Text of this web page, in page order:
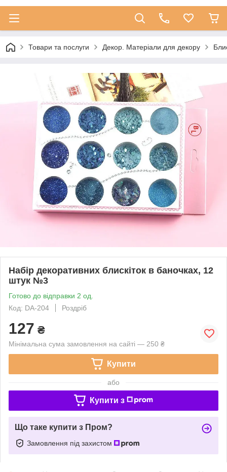
Товари та послуги Декор. Матеріали для декору
Набір декоративних блискіток в баночках, 12
штук №3
Готово до відправки 2 од.
Код: DA-204
Роздріб
127 ₴
Мінімальна сума замовлення на сайті — 250 ₴
Купити
або
Купити з
Що таке купити з Пром?
Замовлення під захистом